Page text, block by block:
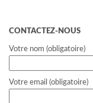
CONTACTEZ-NOUS
Votre nom (obligatoire)
Votre email (obligatoire)